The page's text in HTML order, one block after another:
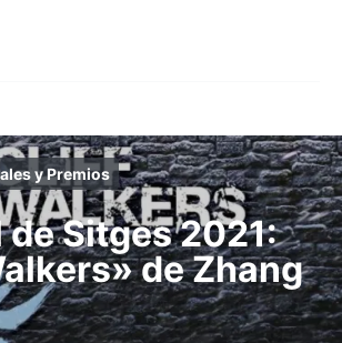
y Premios
Sitges 2021:
de Zhang